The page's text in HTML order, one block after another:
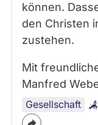
können.
den Christen
zustehen.
Mit
Manfred
Gesellschaft